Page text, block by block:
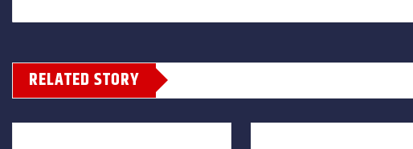
RELATED STORY